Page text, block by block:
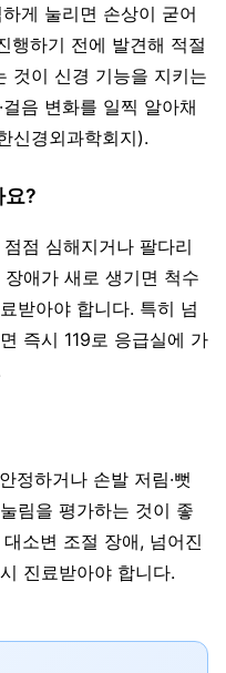
게 눌리면 손상이 굳어
행하기 전에 발견해 적절
것이 신경 기능을 지키는
음 변화를 일찍 알아채
신경외과학회지).
요?
점 심해지거나 팔다리
애가 새로 생기면 척수
받아야 합니다. 특히 넘
즉시 119로 응급실에 가
정하거나 손발 저림·뻣
림을 평가하는 것이 좋
소변 조절 장애, 넘어진
진료받아야 합니다.